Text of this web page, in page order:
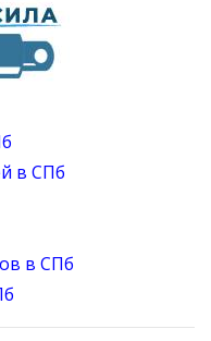
в СПб
в СПб